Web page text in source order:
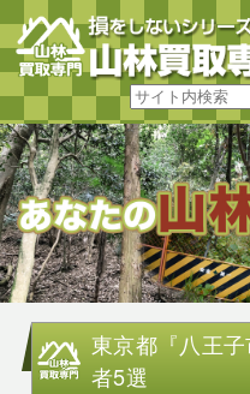
東京都『八王
者5選